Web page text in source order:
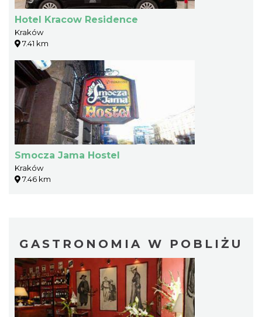
Hotel Kracow Residence
Kraków
7.41 km
Smocza Jama Hostel
Kraków
7.46 km
GASTRONOMIA W POBLIŻU